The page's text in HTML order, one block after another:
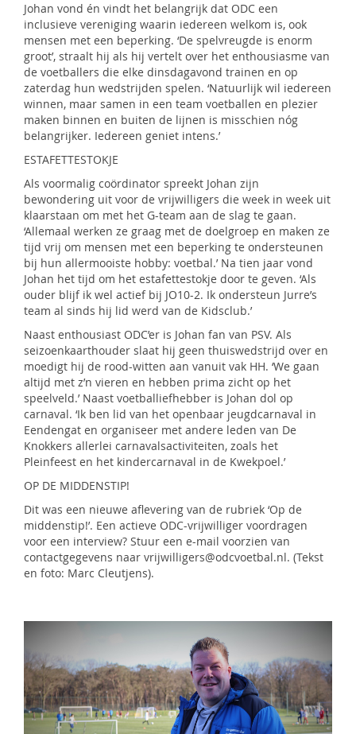
Johan vond én vindt het belangrijk dat ODC een
inclusieve vereniging waarin iedereen welkom is, ook
mensen met een beperking. ‘De spelvreugde is enorm
groot’, straalt hij als hij vertelt over het enthousiasme van
de voetballers die elke dinsdagavond trainen en op
zaterdag hun wedstrijden spelen. ‘Natuurlijk wil iedereen
winnen, maar samen in een team voetballen en plezier
maken binnen en buiten de lijnen is misschien nóg
belangrijker. Iedereen geniet intens.’
ESTAFETTESTOKJE
Als voormalig coördinator spreekt Johan zijn
bewondering uit voor de vrijwilligers die week in week uit
klaarstaan om met het G-team aan de slag te gaan.
‘Allemaal werken ze graag met de doelgroep en maken ze
tijd vrij om mensen met een beperking te ondersteunen
bij hun allermooiste hobby: voetbal.’ Na tien jaar vond
Johan het tijd om het estafettestokje door te geven. ‘Als
ouder blijf ik wel actief bij JO10-2. Ik ondersteun Jurre’s
team al sinds hij lid werd van de Kidsclub.’
Naast enthousiast ODC’er is Johan fan van PSV. Als
seizoenkaarthouder slaat hij geen thuiswedstrijd over en
moedigt hij de rood-witten aan vanuit vak HH. ‘We gaan
altijd met z’n vieren en hebben prima zicht op het
speelveld.’ Naast voetballiefhebber is Johan dol op
carnaval. ‘Ik ben lid van het openbaar jeugdcarnaval in
Eendengat en organiseer met andere leden van De
Knokkers allerlei carnavalsactiviteiten, zoals het
Pleinfeest en het kindercarnaval in de Kwekpoel.’
OP DE MIDDENSTIP!
Dit was een nieuwe aflevering van de rubriek ‘Op de
middenstip!’. Een actieve ODC-vrijwilliger voordragen
voor een interview? Stuur een e-mail voorzien van
contactgegevens naar vrijwilligers@odcvoetbal.nl. (Tekst
en foto: Marc Cleutjens).